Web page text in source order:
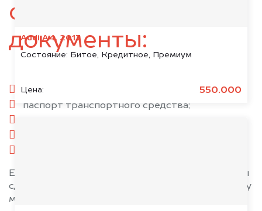
Audi A4, 2013
Состояние: Битое, Кредитное, Премиум
Цена: 550.000
следующие
документы:
паспорт гражданина РФ;
паспорт транспортного средства;
Если у вас нет всех документов, то наши юристы
сделают всё возможное, чтобы оформить сделку
максимально быстро!